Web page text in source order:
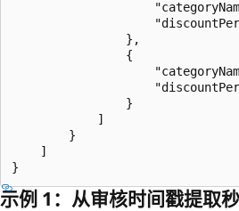
                },
                {
                }
            ]
        }
    ]
示例 1：从审核时间戳提取